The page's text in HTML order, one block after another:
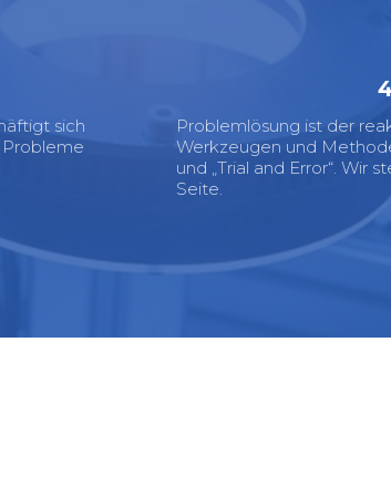
sich
Probleme
Problemlösung ist der
Werkzeugen und
und „Trial and Error“. Wir
Seite.